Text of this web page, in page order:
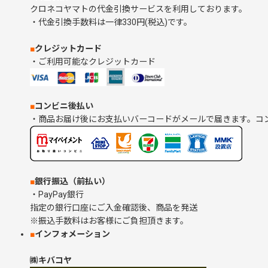
クロネコヤマトの代金引換サービスを利用しております。
・代金引換手数料は一律330円(税込)です。
■クレジットカード
・ご利用可能なクレジットカード
■コンビニ後払い
・商品お届け後にお支払いバーコードがメールで届きます。コ
■銀行振込（前払い）
・PayPay銀行
指定の銀行口座にご入金確認後、商品を発送
※振込手数料はお客様にご負担頂きます。
■インフォメーション
㈱キバコヤ